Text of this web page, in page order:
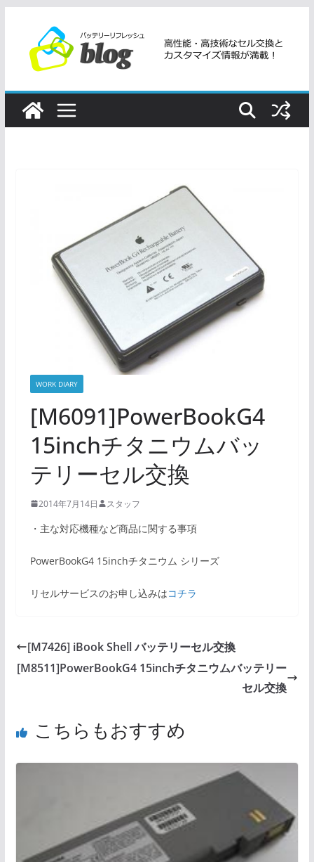
ツ
WORK DIARY
[M6091]PowerBookG4
15inchチタニウムバッ
テリーセル交換
2014年7月14日 スタッフ
・主な対応機種など商品に関する事項
PowerBookG4 15inchチタニウム シリーズ
リセルサービスのお申し込みはコチラ
[M7426] iBook Shell バッテリーセル交換
[M8511]PowerBookG4 15inchチタニウムバッテリー
セル交換
こちらもおすすめ